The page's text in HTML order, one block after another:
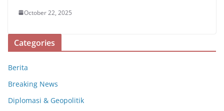
October 22, 2025
Categories
Berita
Breaking News
Diplomasi & Geopolitik